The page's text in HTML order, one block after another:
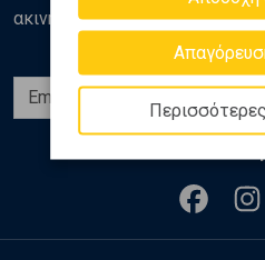
ακινήτων